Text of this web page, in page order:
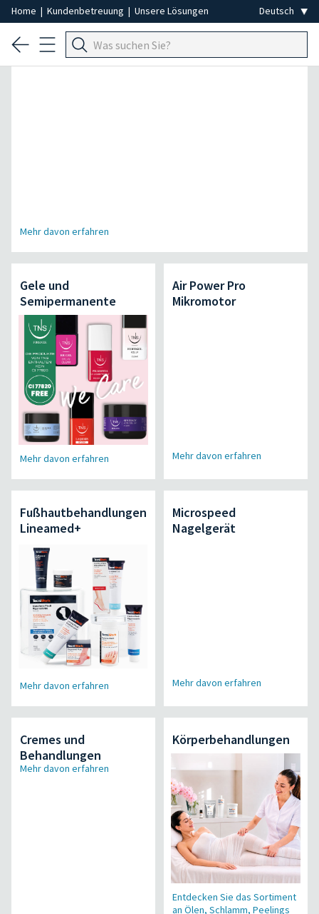
Home | Kundenbetreuung | Unsere Lösungen
Spezial Professionelle Haarentfernung
Mehr davon erfahren
Gele und
Semipermanente
Mehr davon erfahren
Air Power Pro
Mikromotor
Mehr davon erfahren
Fußhautbehandlungen
Lineamed+
Mehr davon erfahren
Microspeed
Nagelgerät
Mehr davon erfahren
Cremes und
Behandlungen
Mehr davon erfahren
Körperbehandlungen
Entdecken Sie das Sortiment
an Ölen, Schlamm, Peelings